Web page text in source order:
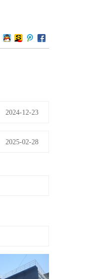
2024-12-23
2025-02-28